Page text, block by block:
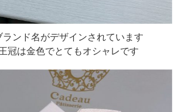
ンド名がデザインされています
冠は金色でとてもオシャレです